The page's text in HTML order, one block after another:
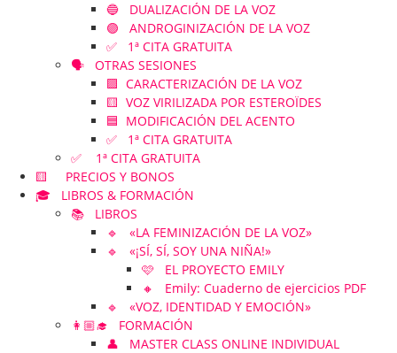
🔵 DUALIZACIÓN DE LA VOZ
🟣 ANDROGINIZACIÓN DE LA VOZ
✅ 1ª CITA GRATUITA
🗣️ OTRAS SESIONES
🟪 CARACTERIZACIÓN DE LA VOZ
🟨 VOZ VIRILIZADA POR ESTEROÏDES
🟦 MODIFICACIÓN DEL ACENTO
✅ 1ª CITA GRATUITA
✅ 1ª CITA GRATUITA
🟨 PRECIOS Y BONOS
🎓 LIBROS & FORMACIÓN
📚 LIBROS
🔹 «LA FEMINIZACIÓN DE LA VOZ»
🔹 «¡SÍ, SÍ, SOY UNA NIÑA!»
🩷 EL PROYECTO EMILY
🔸 Emily: Cuaderno de ejercicios PDF
🔹 «VOZ, IDENTIDAD Y EMOCIÓN»
👩🏼‍🎓 FORMACIÓN
👤 MASTER CLASS ONLINE INDIVIDUAL